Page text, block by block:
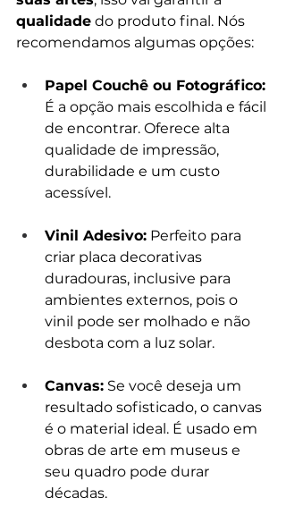
qualidade do produto final. Nós
recomendamos algumas opções:
Papel Couchê ou Fotográfico:
É a opção mais escolhida e fácil
de encontrar. Oferece alta
qualidade de impressão,
durabilidade e um custo
acessível.
Vinil Adesivo: Perfeito para
criar placa decorativas
duradouras, inclusive para
ambientes externos, pois o
vinil pode ser molhado e não
desbota com a luz solar.
Canvas: Se você deseja um
resultado sofisticado, o canvas
é o material ideal. É usado em
obras de arte em museus e
seu quadro pode durar
décadas.